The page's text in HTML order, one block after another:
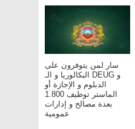
سار لمن يتوفرون على
البكالوريا و الـ DEUG و
الدبلوم و الإجازة أو
الماستر توظيف 1.800
بعدة مصالح و إدارات
عمومية